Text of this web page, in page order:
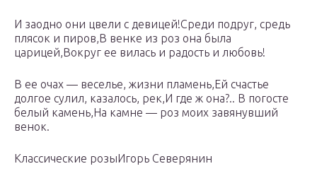
И заодно они цвели с девицей!Среди подруг, средь
плясок и пиров,В венке из роз она была
царицей,Вокруг ее вилась и радость и любовь!
В ее очах — веселье, жизни пламень,Ей счастье
долгое сулил, казалось, рек,И где ж она?.. В погосте
белый камень,На камне — роз моих завянувший
венок.
Классические розыИгорь Северянин